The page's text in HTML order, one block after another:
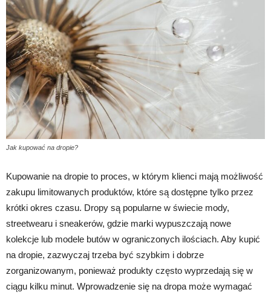
Jak kupować na dropie?
Kupowanie na dropie to proces, w którym klienci mają możliwość
zakupu limitowanych produktów, które są dostępne tylko przez
krótki okres czasu. Dropy są popularne w świecie mody,
streetwearu i sneakerów, gdzie marki wypuszczają nowe
kolekcje lub modele butów w ograniczonych ilościach. Aby kupić
na dropie, zazwyczaj trzeba być szybkim i dobrze
zorganizowanym, ponieważ produkty często wyprzedają się w
ciągu kilku minut. Wprowadzenie się na dropa może wymagać